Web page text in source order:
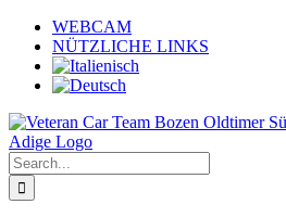
Skip
content
WEBCAM
NÜTZLICHE LINKS
Search
for: